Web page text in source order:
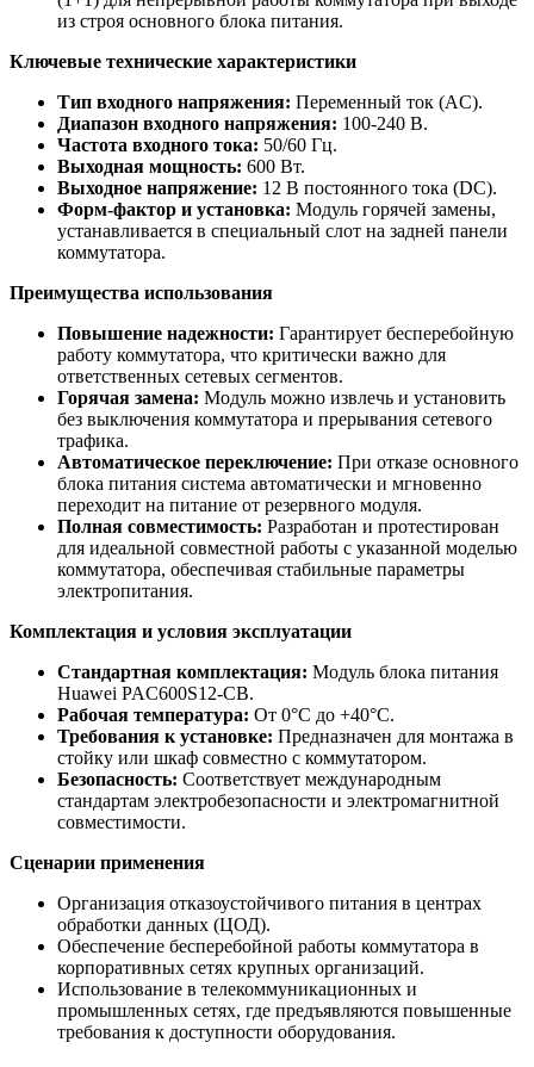
из строя основного блока питания.
Ключевые технические характеристики
Тип входного напряжения: Переменный ток (AC).
Диапазон входного напряжения: 100-240 В.
Частота входного тока: 50/60 Гц.
Выходная мощность: 600 Вт.
Выходное напряжение: 12 В постоянного тока (DC).
Форм-фактор и установка: Модуль горячей замены,
устанавливается в специальный слот на задней панели
коммутатора.
Преимущества использования
Повышение надежности: Гарантирует бесперебойную
работу коммутатора, что критически важно для
ответственных сетевых сегментов.
Горячая замена: Модуль можно извлечь и установить
без выключения коммутатора и прерывания сетевого
трафика.
Автоматическое переключение: При отказе основного
блока питания система автоматически и мгновенно
переходит на питание от резервного модуля.
Полная совместимость: Разработан и протестирован
для идеальной совместной работы с указанной моделью
коммутатора, обеспечивая стабильные параметры
электропитания.
Комплектация и условия эксплуатации
Стандартная комплектация: Модуль блока питания
Huawei PAC600S12-CB.
Рабочая температура: От 0°C до +40°C.
Требования к установке: Предназначен для монтажа в
стойку или шкаф совместно с коммутатором.
Безопасность: Соответствует международным
стандартам электробезопасности и электромагнитной
совместимости.
Сценарии применения
Организация отказоустойчивого питания в центрах
обработки данных (ЦОД).
Обеспечение бесперебойной работы коммутатора в
корпоративных сетях крупных организаций.
Использование в телекоммуникационных и
промышленных сетях, где предъявляются повышенные
требования к доступности оборудования.